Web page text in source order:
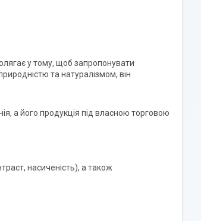
у тому, щоб запропонувати
та натуралізмом, він
а його продукція під власною торговою
насиченість), а також